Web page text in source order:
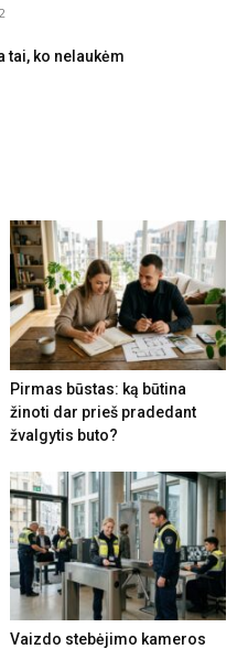
tai, ko nelaukėm
Pirmas būstas: ką būtina
žinoti dar prieš pradedant
žvalgytis buto?
Vaizdo stebėjimo kameros